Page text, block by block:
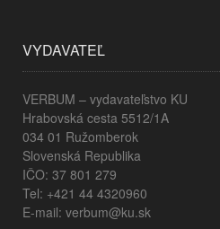
VYDAVATEĽ
VERBUM – vydavateľstvo KU
Hrabovská cesta 5512/1A
034 01 Ružomberok
Slovenská Republika
IČO: 37 801 279
Tel: +421 44 4320960
E-mail: verbum@ku.sk